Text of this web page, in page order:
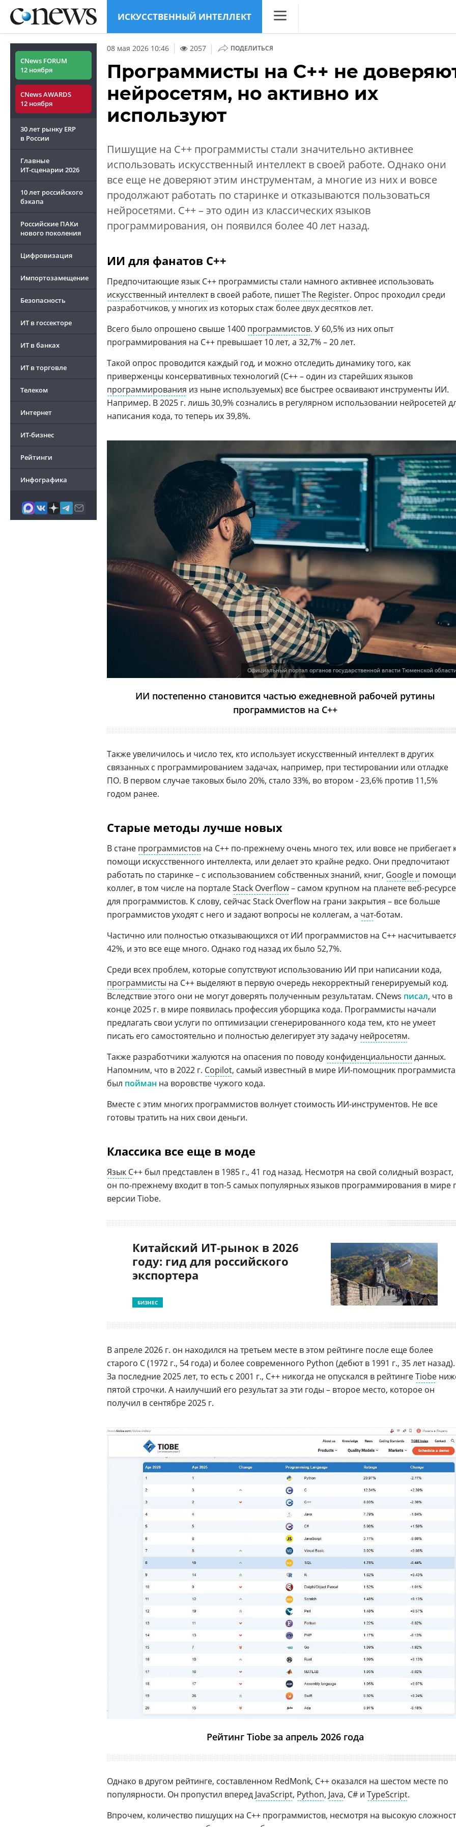
ИСКУССТВЕННЫЙ ИНТЕЛЛЕКТ
Конференции
Маркет
CNews FORUM
12 ноября
CNews AWARDS
12 ноября
30 лет рынку ERP
в России
Главные
ИТ-сценарии 2026
10 лет российского
бэкапа
Российские ПАКи
нового поколения
Цифровизация
Импортозамещение
Безопасность
ИТ в госсекторе
ИТ в банках
ИТ в торговле
Телеком
Интернет
ИТ-бизнес
Рейтинги
Инфографика
08 мая 2026 10:46 2057 | ПОДЕЛИТЬСЯ
Программисты на С++ не
нейросетям, но активно их
используют
Пишущие на C++ программисты стали значительно активнее
использовать искусственный интеллект в своей работе. Однако они
все еще не доверяют этим инструментам, а многие из них и вовсе
продолжают работать по старинке и отказываются пользоваться
нейросетями. C++ – это один из классических языков
программирования, он появился более 40 лет назад.
ИИ для фанатов C++
Предпочитающие язык C++ программисты стали намного активнее использовать
искусственный интеллектв своей работе, пишет The Register. Опрос проходил среди
разработчиков, у многих из которых стаж более двух десятков лет.
Всего было опрошено свыше 1400 программистов. У 60,5% из них опыт
программирования на C++ превышает 10 лет, а 32,7% – 20 лет.
Такой опрос проводится каждый год, и можно отследить динамику того, как
приверженцы консервативных технологий (C++ – один из старейших языков
программирования из ныне используемых) все быстрее осваивают инструменты ИИ.
Например. В 2025 г. лишь 30,9% сознались в регулярном использовании нейросетей
написания кода, то теперь их 39,8%.
Официальный портал органов государственной власти Тюменской
ИИ постепенно становится частью ежедневной рабочей рутины
программистов на С++
Также увеличилось и число тех, кто использует искусственный интеллект в других
связанных с программированием задачах, например, при тестировании или отладке
ПО. В первом случае таковых было 20%, стало 33%, во втором - 23,6% против 11,5%
годом ранее.
Старые методы лучше новых
В стане программистов на C++ по-прежнему очень много тех, или вовсе не прибегает
помощи искусственного интеллекта, или делает это крайне редко. Они предпочитают
работать по старинке – с использованием собственных знаний, книг, Google и помощи
коллег, в том числе на порталеStack Overflow– самом крупном на планете веб-ресурсе
для программистов. К слову, сейчас Stack Overflow на грани закрытия – все больше
программистов уходят с него и задают вопросы не коллегам, а чат-ботам.
Частично или полностью отказывающихся от ИИ программистов на С++
42%, и это все еще много. Однако год назад их было 52,7%.
Среди всех проблем, которые сопутствуют использованию ИИ при написании кода,
программисты на С++ выделяют в первую очередь некорректный генерируемый код.
Вследствие этого они не могут доверять полученным результатам. CNews писал, что в
конце 2025 г. в мире появилась профессия уборщика кода. Программисты начали
предлагать свои услуги по оптимизации сгенерированного кода тем, кто не умеет
писать его самостоятельно и полностью делегирует эту задачу нейросетям.
Также разработчики жалуются на опасения по поводу конфиденциальности данных.
Напомним, что в 2022 г. Copilot, самый известный в мире ИИ-помощник программиста
был пойман на воровстве чужого кода.
Вместе с этим многих программистов волнует стоимость ИИ-инструментов. Не все
готовы тратить на них свои деньги.
Классика все еще в моде
Язык С++ был представлен в 1985 г., 41 год назад. Несмотря на свой солидный возраст,
он по-прежнему входит в топ-5 самых популярных языков программирования в мире
версии Tiobe.
Китайский ИТ-рынок в 2026
году: гид для российского
экспортера
БИЗНЕС
В апреле 2026 г. он находился на третьем месте в этом рейтинге после еще более
старого С (1972 г., 54 года) и более современного Python (дебют в 1991 г., 35 лет назад).
За последние 2025 лет, то есть с 2001 г., С++ никогда не опускался в рейтингеTiobe
пятой строчки. А наилучший его результат за эти годы – второе место, которое он
получил в сентябре 2025 г.
Рейтинг Tiobe за апрель 2026 года
Однако в другом рейтинге, составленном RedMonk, С++ оказался на шестом месте по
популярности. Он пропустил вперед JavaScript, Python, Java, C# и TypeScript.
Впрочем, количество пишущих на С++ программистов, несмотря на высокую